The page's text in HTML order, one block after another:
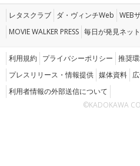
レタスクラブ ダ・ヴィンチWeb WEB
MOVIE WALKER PRESS 毎日が発見ネット
利用規約 プライバシーポリシー 推奨
プレスリリース・情報提供 媒体資料
利用者情報の外部送信について
©KADOKAWA